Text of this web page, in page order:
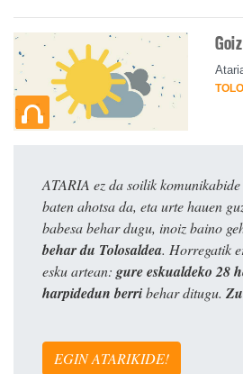
ATARIA ez da soilik
baten ahotsa da, eta urte hauen
babesa behar dugu, inoiz baino
behar du Tolosaldea. Horregatik
esku artean: gure eskualdeko 28
harpidedun berribehar ditugu.
EGIN ATARIKIDE!